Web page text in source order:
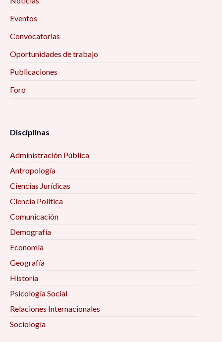
Eventos
Convocatorias
Oportunidades de trabajo
Publicaciones
Foro
Disciplinas
Administración Pública
Antropología
Ciencias Jurídicas
Ciencia Política
Comunicación
Demografía
Economía
Geografía
Historia
Psicología Social
Relaciones Internacionales
Sociología